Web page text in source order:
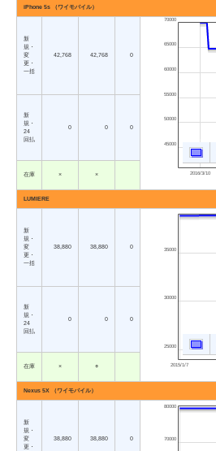
iPhone 5s （ワイモバイル）
新
規・
変
更・
一括
42,768 42,768 0
2016/3/10
45000
50000
55000
60000
65000
70000
新
規・
24
回払
0 0 0
在庫 × ×
LUMIERE
新
規・
変
更・
一括
38,880 38,880 0
2015/1/7
25000
30000
35000
新
規・
24
回払
0 0 0
在庫 × ○
Nexus 5X （ワイモバイル）
新
規・
変
更・
38,880 38,880 0 70000
80000